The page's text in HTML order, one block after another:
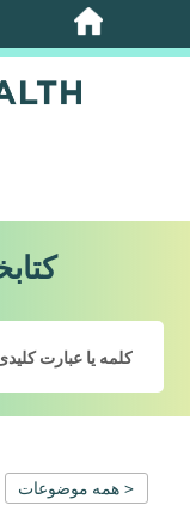
پرش
< همه موضوعات